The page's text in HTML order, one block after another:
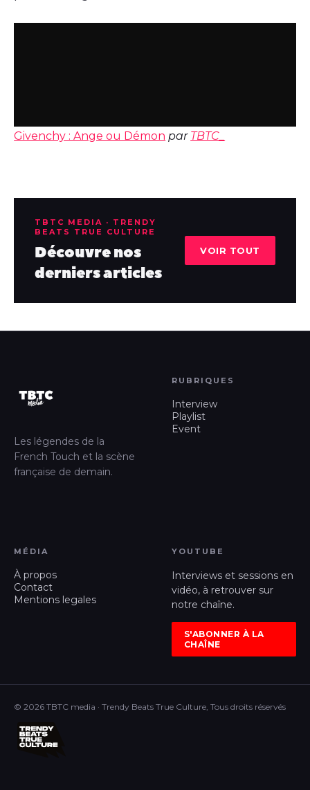
Givenchy : Ange ou Démon par TBTC_
TBTC MEDIA · TRENDY
BEATS TRUE CULTURE
Découvre nos
derniers articles
VOIR TOUT
Les légendes de la
French Touch et la scène
française de demain.
RUBRIQUES
Interview
Playlist
Event
MÉDIA
À propos
Contact
Mentions legales
YOUTUBE
Interviews et sessions en
vidéo, à retrouver sur
notre chaîne.
S'ABONNER À LA
CHAÎNE
© 2026 TBTC media · Trendy Beats True Culture, Tous droits réservés